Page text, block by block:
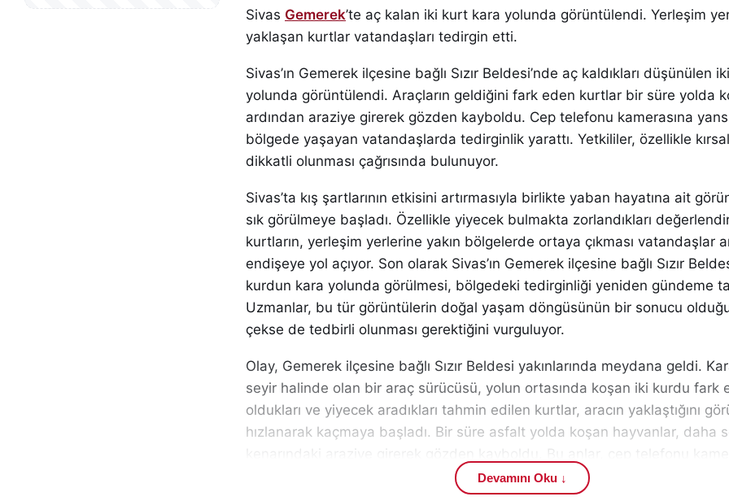
Sivas Gemerek’te aç kalan iki kurt kara yolunda görüntülendi. Yerleşim
yaklaşan kurtlar vatandaşları tedirgin etti.
Sivas’ın Gemerek ilçesine bağlı Sızır Beldesi’nde aç kaldıkları düşünülen
yolunda görüntülendi. Araçların geldiğini fark eden kurtlar bir süre yolda
ardından araziye girerek gözden kayboldu. Cep telefonu kamerasına
bölgede yaşayan vatandaşlarda tedirginlik yarattı. Yetkililer, özellikle
dikkatli olunması çağrısında bulunuyor.
Sivas’ta kış şartlarının etkisini artırmasıyla birlikte yaban hayatına ait
sık görülmeye başladı. Özellikle yiyecek bulmakta zorlandıkları
kurtların, yerleşim yerlerine yakın bölgelerde ortaya çıkması vatandaşlar
endişeye yol açıyor. Son olarak Sivas’ın Gemerek ilçesine bağlı Sızır
kurdun kara yolunda görülmesi, bölgedeki tedirginliği yeniden gündeme
Uzmanlar, bu tür görüntülerin doğal yaşam döngüsünün bir sonucu
çekse de tedbirli olunması gerektiğini vurguluyor.
Olay, Gemerek ilçesine bağlı Sızır Beldesi yakınlarında meydana geldi.
seyir halinde olan bir araç sürücüsü, yolun ortasında koşan iki kurdu fark
oldukları ve yiyecek aradıkları tahmin edilen kurtlar, aracın yaklaştığını
hızlanarak kaçmaya başladı. Bir süre asfalt yolda koşan hayvanlar, daha
Devamını Oku ↓